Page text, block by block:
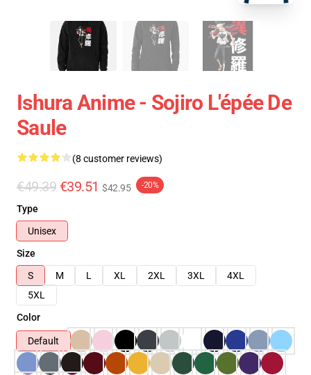
Ishura Anime - Sojiro L'épée De
Saule
(8 customer reviews)
€49.39 €39.51 $42.95 -20%
Type
Unisex
Size
S
M L XL 2XL 3XL
4XL
5XL
Color
Default